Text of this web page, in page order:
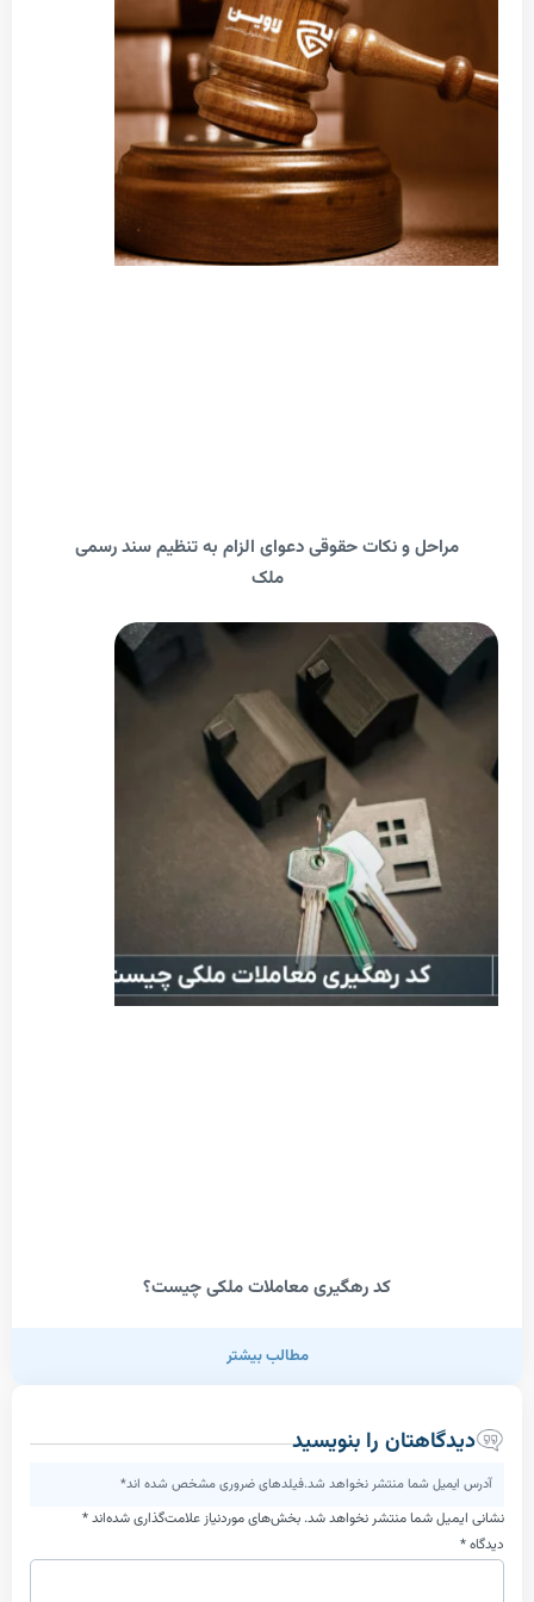
و نکات حقوقی دعوای الزام به تنظیم سند رسمی
کد رهگیری معاملات ملکی چیست؟
را بنویسید
شما منتشر نخواهد شد.فیلدهای ضروری مشخص شده اند*
شما منتشر نخواهد شد.بخش‌های موردنیاز علامت‌گذاری شده‌اند*